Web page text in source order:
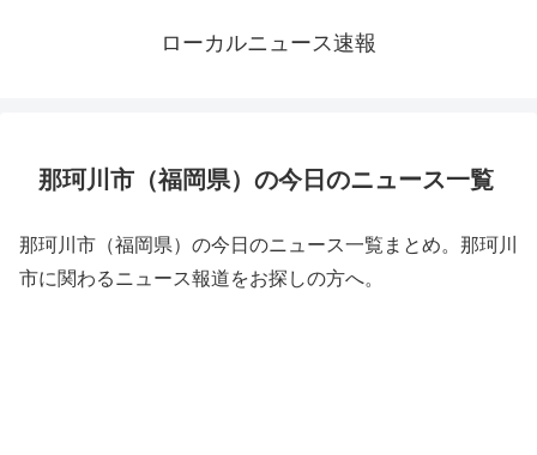
ローカルニュース速報
那珂川市（福岡県）の今日のニュース一覧
那珂川市（福岡県）の今日のニュース一覧まとめ。那珂川
市に関わるニュース報道をお探しの方へ。